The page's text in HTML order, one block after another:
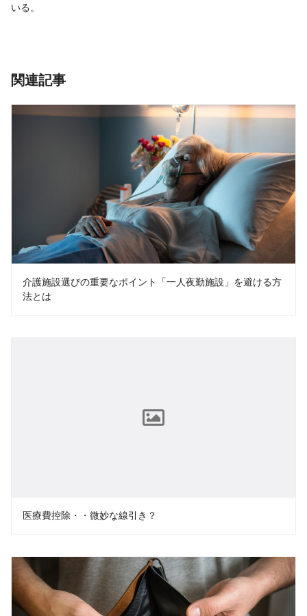
いる。
関連記事
介護施設選びの重要なポイント「一人夜勤施設」を避ける方
法とは
医療費控除・・微妙な線引き？